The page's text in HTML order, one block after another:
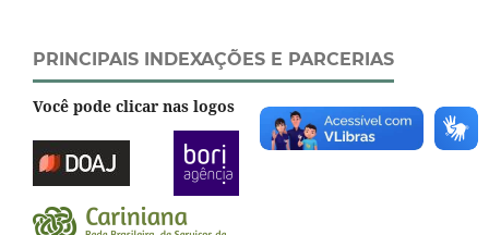
PRINCIPAIS INDEXAÇÕES E PARCERIAS
Você pode clicar nas logos